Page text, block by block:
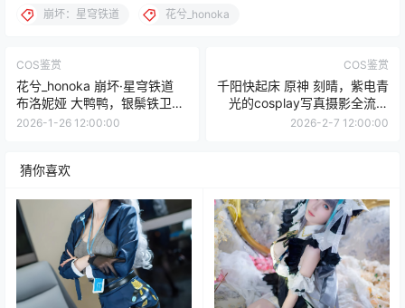
崩坏：星穹铁道 花兮_honoka
COS鉴赏
花兮_honoka 崩坏·星穹铁道
布洛妮娅 大鸭鸭，银鬃铁卫统
领的都市秘影与光影诗篇
2026-1-26 12:00:00
COS鉴赏
千阳快起床 原神 刻晴，紫电青
光的cosplay写真摄影全流程
深度解析
2026-2-7 12:00:00
猜你喜欢